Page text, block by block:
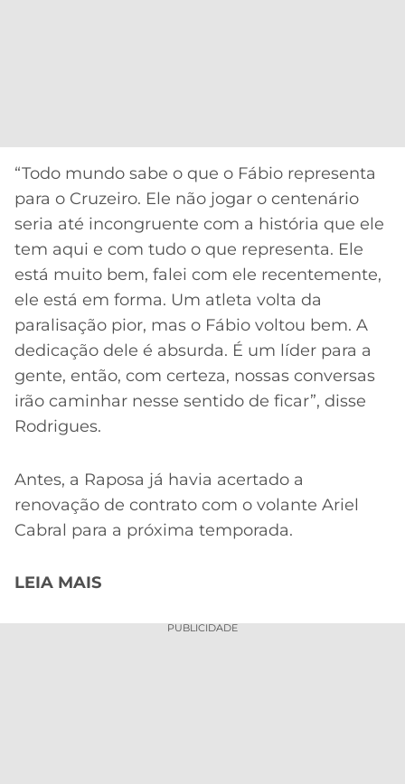
“Todo mundo sabe o que o Fábio representa
para o Cruzeiro. Ele não jogar o centenário
seria até incongruente com a história que ele
tem aqui e com tudo o que representa. Ele
está muito bem, falei com ele recentemente,
ele está em forma. Um atleta volta da
paralisação pior, mas o Fábio voltou bem. A
dedicação dele é absurda. É um líder para a
gente, então, com certeza, nossas conversas
irão caminhar nesse sentido de ficar”, disse
Rodrigues.
Antes, a Raposa já havia acertado a
renovação de contrato com o volante Ariel
Cabral para a próxima temporada.
LEIA MAIS
PUBLICIDADE